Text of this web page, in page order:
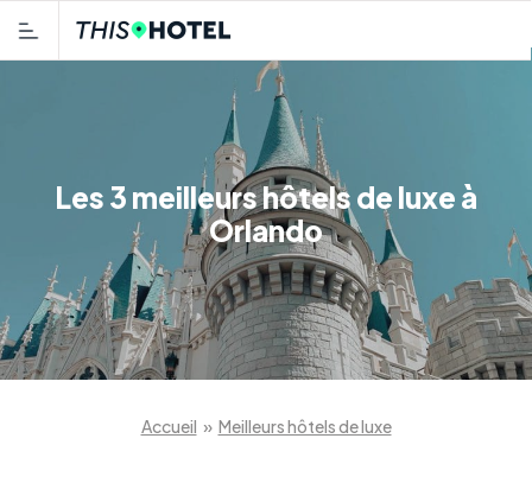
Les 3 meilleurs hôtels de luxe à
Orlando
Accueil » Meilleurs hôtels de luxe